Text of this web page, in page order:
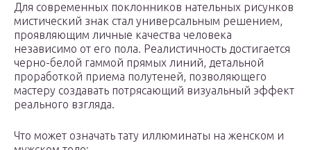
Для современных поклонников нательных рисунков
мистический знак стал универсальным решением,
проявляющим личные качества человека
независимо от его пола. Реалистичность достигается
черно-белой гаммой прямых линий, детальной
проработкой приема полутеней, позволяющего
мастеру создавать потрясающий визуальный эффект
реального взгляда.
Что может означать тату иллюминаты на женском и